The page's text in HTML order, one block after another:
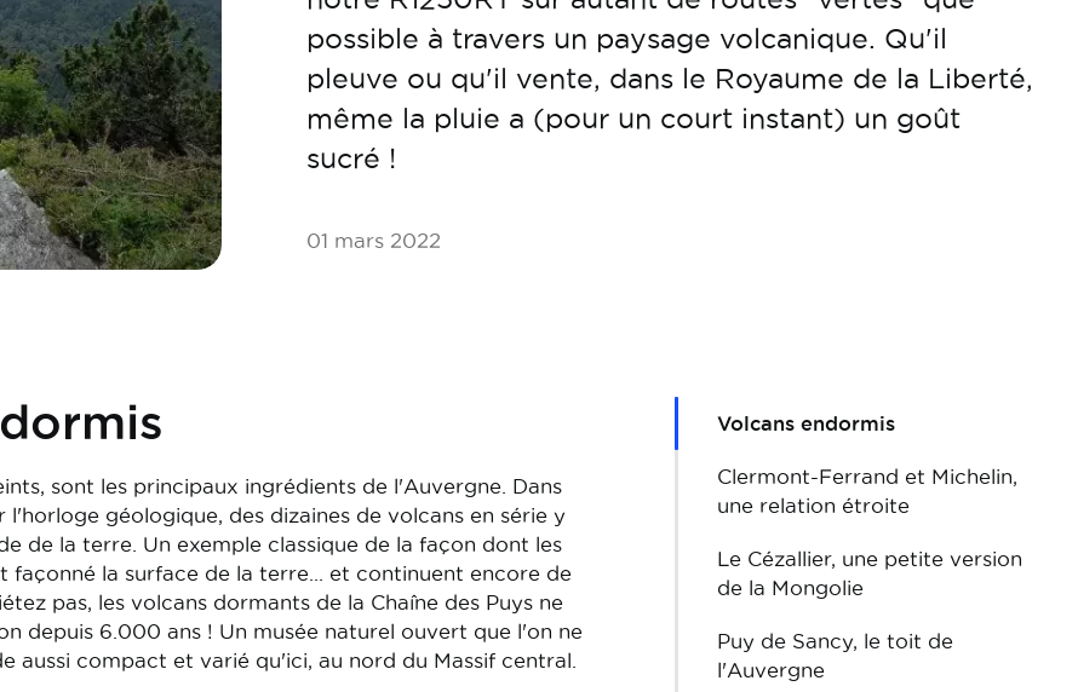
possible à travers un paysage volcanique. Qu'il
pleuve ou qu'il vente, dans le Royaume de la Liberté,
même la pluie a (pour un court instant) un goût
sucré !
01 mars 2022
sont les principaux ingrédients de l'Auvergne. Dans
l'horloge géologique, des dizaines de volcans en série y
de la terre. Un exemple classique de la façon dont les
façonné la surface de la terre... et continuent encore de
pas, les volcans dormants de la Chaîne des Puys ne
depuis 6.000 ans ! Un musée naturel ouvert que l'on ne
aussi compact et varié qu'ici, au nord du Massif central.
Volcans endormis
Clermont-Ferrand et Michelin,
une relation étroite
Le Cézallier, une petite version
de la Mongolie
Puy de Sancy, le toit de
l'Auvergne